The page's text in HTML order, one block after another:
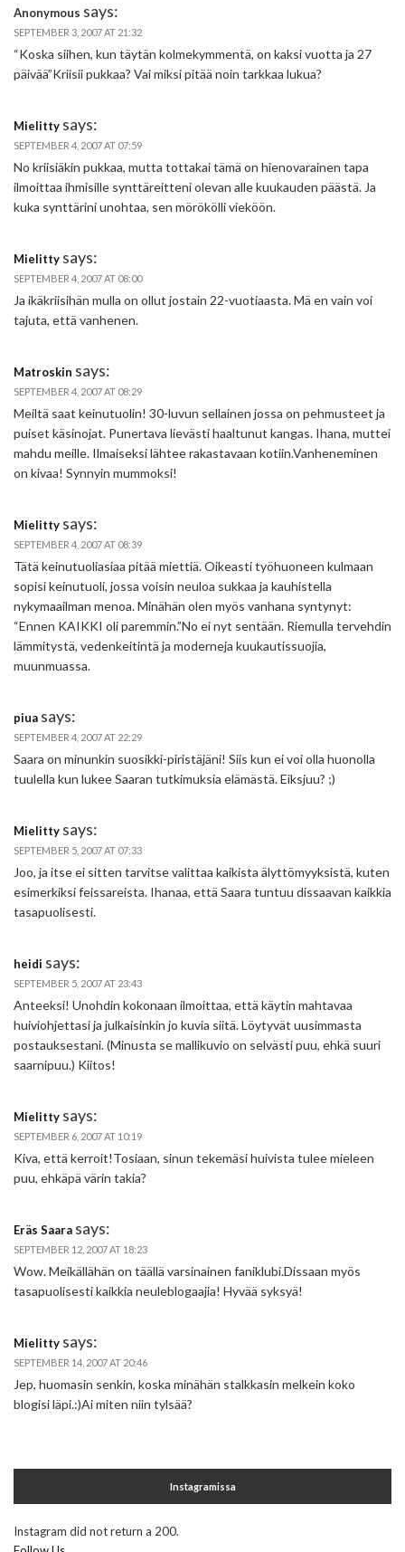
Anonymous says:
SEPTEMBER 3, 2007 AT 21:32
“Koska siihen, kun täytän kolmekymmentä, on kaksi vuotta ja 27
päivää”Kriisii pukkaa? Vai miksi pitää noin tarkkaa lukua?
Mielitty says:
SEPTEMBER 4, 2007 AT 07:59
No kriisiäkin pukkaa, mutta tottakai tämä on hienovarainen tapa
ilmoittaa ihmisille synttäreitteni olevan alle kuukauden päästä. Ja
kuka synttärini unohtaa, sen mörökölli vieköön.
Mielitty says:
SEPTEMBER 4, 2007 AT 08:00
Ja ikäkriisihän mulla on ollut jostain 22-vuotiaasta. Mä en vain voi
tajuta, että vanhenen.
Matroskin says:
SEPTEMBER 4, 2007 AT 08:29
Meiltä saat keinutuolin! 30-luvun sellainen jossa on pehmusteet ja
puiset käsinojat. Punertava lievästi haaltunut kangas. Ihana, muttei
mahdu meille. Ilmaiseksi lähtee rakastavaan kotiin.Vanheneminen
on kivaa! Synnyin mummoksi!
Mielitty says:
SEPTEMBER 4, 2007 AT 08:39
Tätä keinutuoliasiaa pitää miettiä. Oikeasti työhuoneen kulmaan
sopisi keinutuoli, jossa voisin neuloa sukkaa ja kauhistella
nykymaailman menoa. Minähän olen myös vanhana syntynyt:
“Ennen KAIKKI oli paremmin.”No ei nyt sentään. Riemulla tervehdin
lämmitystä, vedenkeitintä ja moderneja kuukautissuojia,
muunmuassa.
piua says:
SEPTEMBER 4, 2007 AT 22:29
Saara on minunkin suosikki-piristäjäni! Siis kun ei voi olla huonolla
tuulella kun lukee Saaran tutkimuksia elämästä. Eiksjuu? ;)
Mielitty says:
SEPTEMBER 5, 2007 AT 07:33
Joo, ja itse ei sitten tarvitse valittaa kaikista älyttömyyksistä, kuten
esimerkiksi feissareista. Ihanaa, että Saara tuntuu dissaavan kaikkia
tasapuolisesti.
heidi says:
SEPTEMBER 5, 2007 AT 23:43
Anteeksi! Unohdin kokonaan ilmoittaa, että käytin mahtavaa
huiviohjettasi ja julkaisinkin jo kuvia siitä. Löytyvät uusimmasta
postauksestani. (Minusta se mallikuvio on selvästi puu, ehkä suuri
saarnipuu.) Kiitos!
Mielitty says:
SEPTEMBER 6, 2007 AT 10:19
Kiva, että kerroit!Tosiaan, sinun tekemäsi huivista tulee mieleen
puu, ehkäpä värin takia?
Eräs Saara says:
SEPTEMBER 12, 2007 AT 18:23
Wow. Meikällähän on täällä varsinainen faniklubi.Dissaan myös
tasapuolisesti kaikkia neuleblogaajia! Hyvää syksyä!
Mielitty says:
SEPTEMBER 14, 2007 AT 20:46
Jep, huomasin senkin, koska minähän stalkkasin melkein koko
blogisi läpi.:)Ai miten niin tylsää?
Instagramissa
Instagram did not return a 200.